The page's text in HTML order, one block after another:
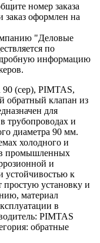
номер заказа
оформлен на
"Деловые
по
информацию
(сер), PIMTAS,
обратный клапан из
для
трубопроводах и
диаметра 90 мм.
холодного и
в промышленных
и
устойчивостью к
установку и
материал
в
PIMTAS
обратные